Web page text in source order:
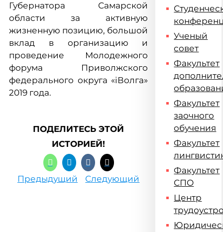
Губернатора Самарской
области за активную
жизненную позицию, большой
вклад в организацию и
проведение Молодежного
форума Приволжского
федерального округа «iВолга»
2019 года.
ПОДЕЛИТЕСЬ ЭТОЙ
ИСТОРИЕЙ!
Предыдущий Следующий
Ученый
совет
Факультет
Факультет
заочного
обучения
Факультет
Факультет
СПО
Центр